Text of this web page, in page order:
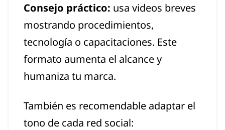
Consejo práctico: usa videos breves
mostrando procedimientos,
tecnología o capacitaciones. Este
formato aumenta el alcance y
humaniza tu marca.
También es recomendable adaptar el
tono de cada red social: